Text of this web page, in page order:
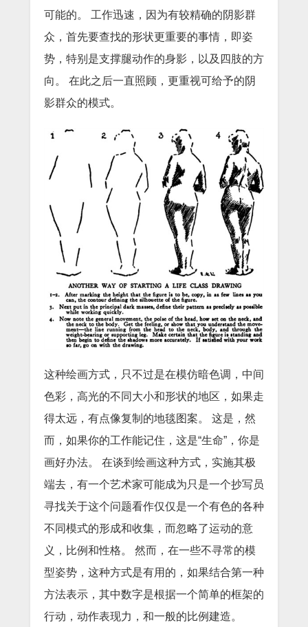
可能的。
工作迅速，因为有较精确的阴影群
众，首先要查找的形状更重要的事情，即姿
势，特别是支撑腿动作的身影，以及四肢的方
向。
在此之后一直照顾，更重视可给予的阴
影群众的模式。
这种绘画方式，只不过是在模仿暗色调，中间
色彩，高光的不同大小和形状的地区，如果走
得太远，有点像复制的地毯图案。
这是，然
而，如果你的工作能记住，这是“生命”，你是
画好办法。
在谈到绘画这种方式，实施其极
端去，有一个艺术家可能成为只是一个抄写员
寻找关于这个问题看作仅仅是一个有色的各种
不同模式的形成和收集，而忽略了运动的意
义，比例和性格。
然而，在一些不寻常的模
型姿势，这种方式是有用的，如果结合第一种
方法表示，其中数字是根据一个简单的框架的
行动，动作表现力，和一般的比例建造。